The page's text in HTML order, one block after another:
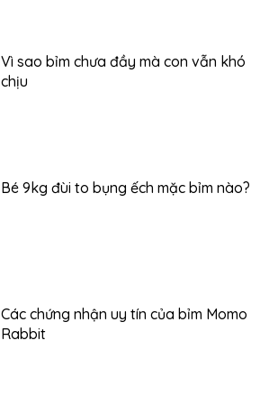
Vì sao bỉm chưa đầy mà con vẫn khó
chịu
Bé 9kg đùi to bụng ếch mặc bỉm nào?
Các chứng nhận uy tín của bỉm Momo
Rabbit